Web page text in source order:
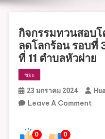
กิจกรรมทวนสอบโ
ลดโลกร้อน รอบที่
ที่ 11 ตำบลหัวฝาย
ขยะ
23 มกราคม 2024
Leave A CommentOn
0 0